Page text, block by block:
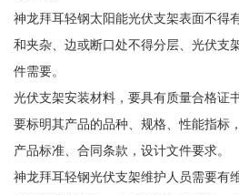
神龙拜耳轻钢太阳能光伏支架表面不得
和夹杂、边或断口处不得分层、光伏支
件需要。
光伏支架安装材料，要具有质量合格证
要标明其产品的品种、规格、性能指标
产品标准、合同条款，设计文件要求。
神龙拜耳轻钢光伏支架维护人员需要有